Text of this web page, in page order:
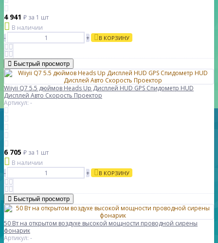
4 941 ₽ за 1 шт
В наличии
-
+ В КОРЗИНУ
Быстрый просмотр
Wiiyii Q7 5.5 дюймов Heads Up Дисплей HUD GPS Спидометр HUD
Дисплей Авто Скорость Проектор
Артикул: -
6 705 ₽ за 1 шт
В наличии
-
+ В КОРЗИНУ
Быстрый просмотр
50 Вт на открытом воздухе высокой мощности проводной сирены
фонарик
Артикул: -